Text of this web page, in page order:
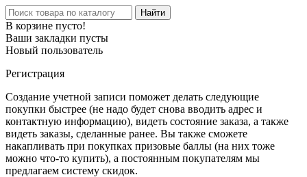
Найти
В корзине пусто!
Ваши закладки пусты
Новый пользователь
Регистрация
Создание учетной записи поможет делать следующие
покупки быстрее (не надо будет снова вводить адрес и
контактную информацию), видеть состояние заказа, а также
видеть заказы, сделанные ранее. Вы также сможете
накапливать при покупках призовые баллы (на них тоже
можно что-то купить), а постоянным покупателям мы
предлагаем систему скидок.